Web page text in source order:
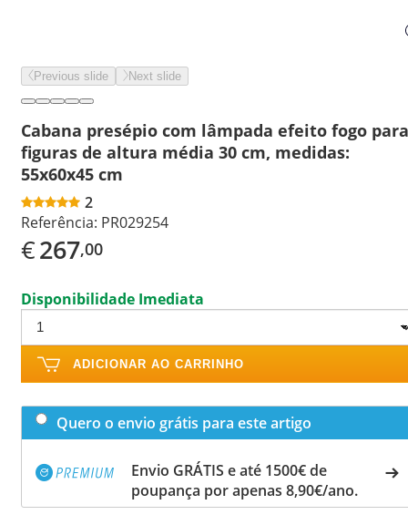
Previous slide Next slide
Cabana presépio com lâmpada efeito fogo para
figuras de altura média 30 cm, medidas:
55x60x45 cm
2
Referência: PR029254
€267,00
Disponibilidade Imediata
ADICIONAR AO CARRINHO
Quero o envio grátis para este artigo
Envio GRÁTIS e até 1500€ de
poupança por apenas 8,90€/ano.